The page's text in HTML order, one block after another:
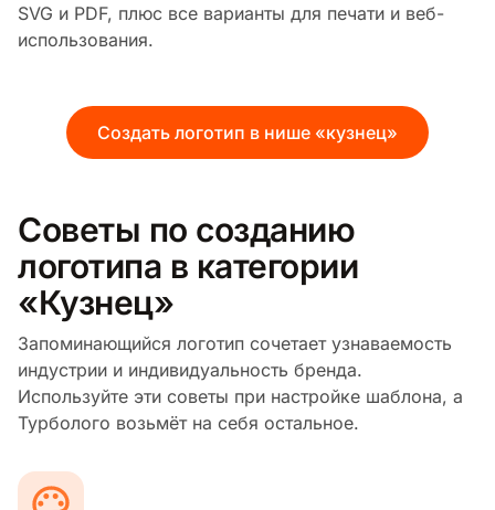
SVG и PDF, плюс все варианты для печати и веб-
использования.
Создать логотип в нише «кузнец»
Советы по созданию
логотипа в категории
«Кузнец»
Запоминающийся логотип сочетает узнаваемость
индустрии и индивидуальность бренда.
Используйте эти советы при настройке шаблона, а
Турболого возьмёт на себя остальное.